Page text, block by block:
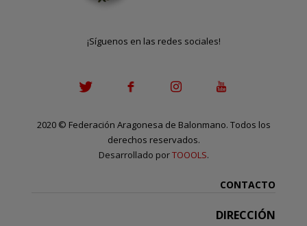
¡Síguenos en las redes sociales!
2020 © Federación Aragonesa de Balonmano. Todos los
derechos reservados.
Desarrollado porTOOOLS.
CONTACTO
DIRECCIÓN